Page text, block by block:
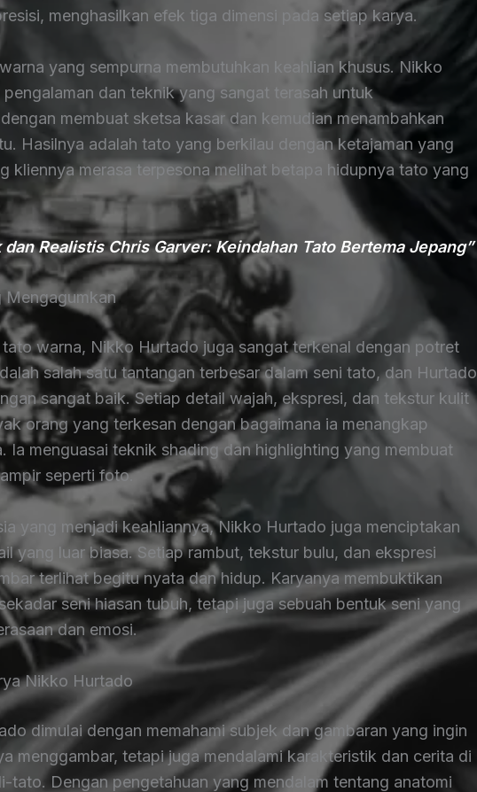
menghasilkan efek tiga dimensi pada setiap karya.
yang sempurna membutuhkan keahlian khusus. Nikko
dan teknik yang sangat terasah untuk
membuat sketsa kasar dan kemudian menambahkan
Hasilnya adalah tato yang berkilau dengan ketajaman yang
kliennya merasa terpesona melihat betapa hidupnya tato yang
dan Realistis Chris Garver: Keindahan Tato Bertema Jepang”
Mengagumkan
tato warna, Nikko Hurtado juga sangat terkenal dengan potret
salah satu tantangan terbesar dalam seni tato, dan Hurtado
sangat baik. Setiap detail wajah, ekspresi, dan tekstur kulit
orang yang terkesan dengan bagaimana ia menangkap
Ia menguasai teknik shading dan highlighting yang membuat
seperti foto.
yang menjadi keahliannya, Nikko Hurtado juga menciptakan
yang luar biasa. Setiap rambut, tekstur bulu, dan ekspresi
terlihat begitu nyata dan hidup. Karyanya membuktikan
seni hiasan tubuh, tetapi juga sebuah bentuk seni yang
dan emosi.
Nikko Hurtado
dimulai dengan memahami subjek dan gambaran yang ingin
menggambar, tetapi juga mendalami karakteristik dan cerita di
tato. Dengan pengetahuan yang mendalam tentang anatomi